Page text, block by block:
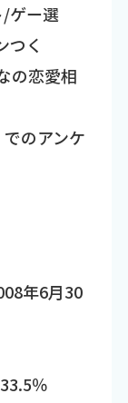
/ゲー選
つく
の恋愛相
ケ
年6月30
33.5％